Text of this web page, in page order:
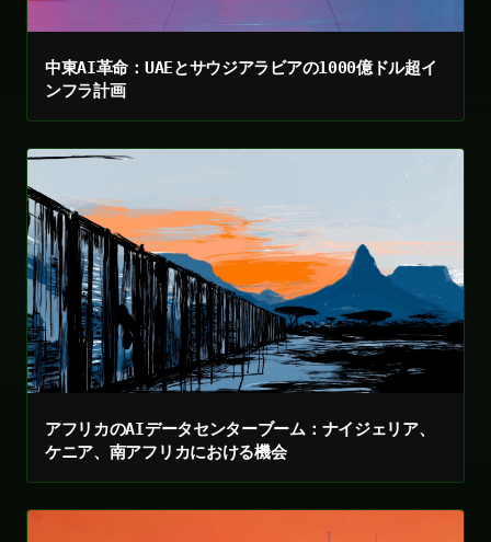
中東AI革命：UAEとサウジアラビアの1000億ドル超イ
ンフラ計画
アフリカのAIデータセンターブーム：ナイジェリア、
ケニア、南アフリカにおける機会